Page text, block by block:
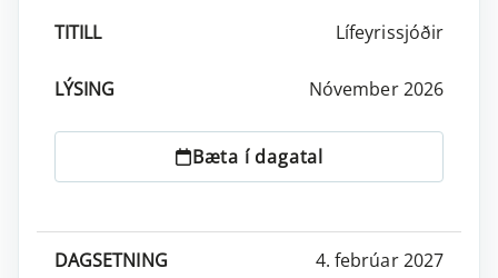
Lífeyrissjóðir
Nóvember 2026
Bæta í dagatal
4. febrúar 2027